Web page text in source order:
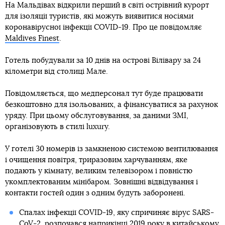
На Мальдівах відкрили перший в світі острівний курорт
для ізоляції туристів, які можуть виявитися носіями
коронавірусної інфекції COVID-19. Про це повідомляє
Maldives Finest.
Готель побудували за 10 днів на острові Вілівару за 24
кілометри від столиці Мале.
Повідомляється, що медперсонал тут буде працювати
безкоштовно для ізольованих, а фінансуватися за рахунок
уряду. При цьому обслуговування, за даними ЗМІ,
організовують в стилі luxury.
У готелі 30 номерів із замкненою системою вентилювання
і очищення повітря, триразовим харчуванням, яке
подають у кімнату, великим телевізором і повністю
укомплектованим мінібаром. Зовнішні відвідування і
контакти гостей один з одним будуть заборонені.
Спалах інфекції COVID-19, яку спричиняє вірус SARS-